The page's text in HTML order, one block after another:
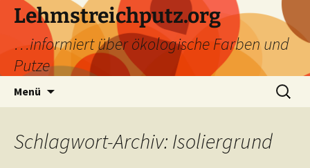
Zum
Inhalt
springen
Lehmstreichputz.org
…informiert über ökologische Farben und
Putze
Menü
Suchen
nach:
Schlagwort-Archiv: Isoliergrund